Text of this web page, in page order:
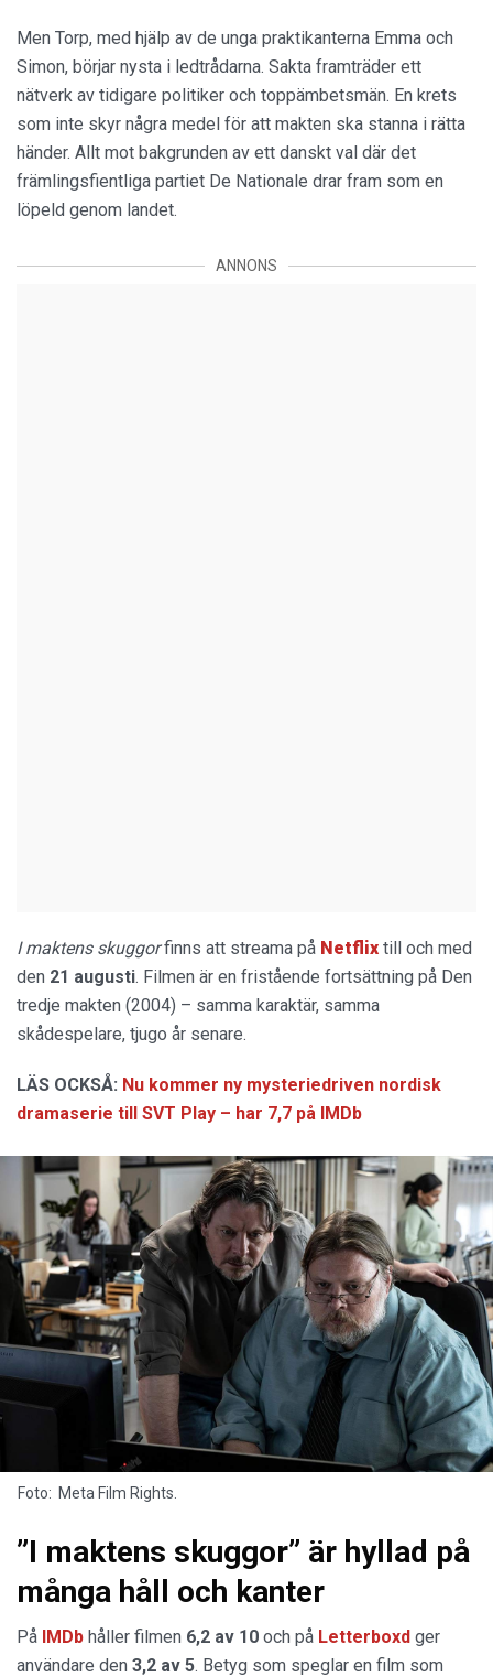
Men Torp, med hjälp av de unga praktikanterna Emma och
Simon, börjar nysta i ledtrådarna. Sakta framträder ett
nätverk av tidigare politiker och toppämbetsmän. En krets
som inte skyr några medel för att makten ska stanna i rätta
händer. Allt mot bakgrunden av ett danskt val där det
främlingsfientliga partiet De Nationale drar fram som en
löpeld genom landet.
ANNONS
I maktens skuggorfinns att streama på Netflix till och med
den 21 augusti. Filmen är en fristående fortsättning på Den
tredje makten (2004) – samma karaktär, samma
skådespelare, tjugo år senare.
LÄS OCKSÅ: Nu kommer ny mysteriedriven nordisk
dramaserie till SVT Play – har 7,7 på IMDb
Foto: Meta Film Rights.
”I maktens skuggor” är hyllad på
många håll och kanter
På IMDb håller filmen 6,2 av 10 och på Letterboxd ger
användare den 3,2 av 5. Betyg som speglar en film som